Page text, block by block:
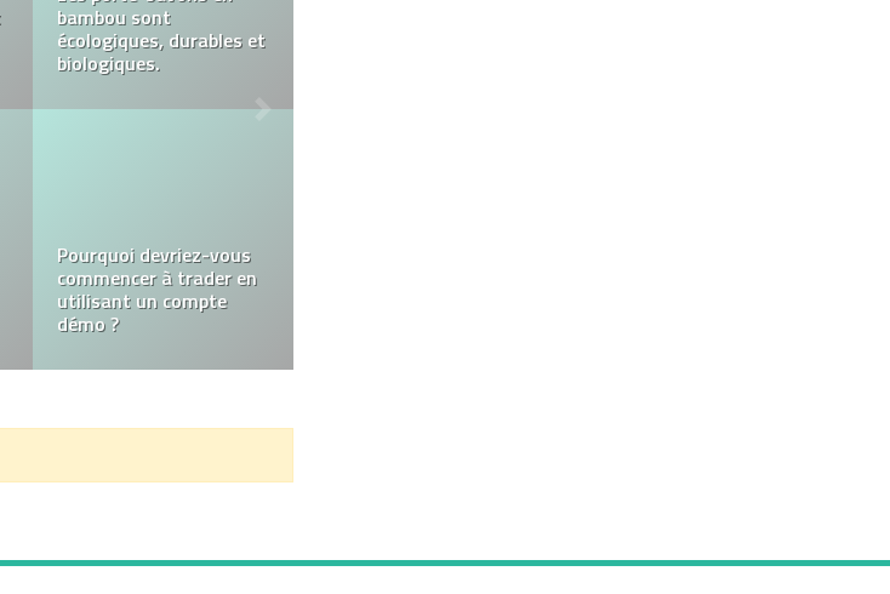
L’impact du vapotage
sur notre santé
Bienvenue sur Empire.io
Casino : Votre
Destination de Jeu en
Ligne